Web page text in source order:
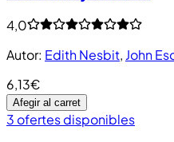
4,0
Autor: Edith Nesbit, John
6,13€
Afegir al carret
3 ofertes disponibles